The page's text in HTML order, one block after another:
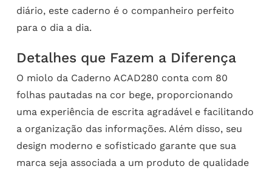
diário, este caderno é o companheiro perfeito
para o dia a dia.
Detalhes que Fazem a Diferença
O miolo da Caderno ACAD280 conta com 80
folhas pautadas na cor bege, proporcionando
uma experiência de escrita agradável e facilitando
a organização das informações. Além disso, seu
design moderno e sofisticado garante que sua
marca seja associada a um produto de qualidade